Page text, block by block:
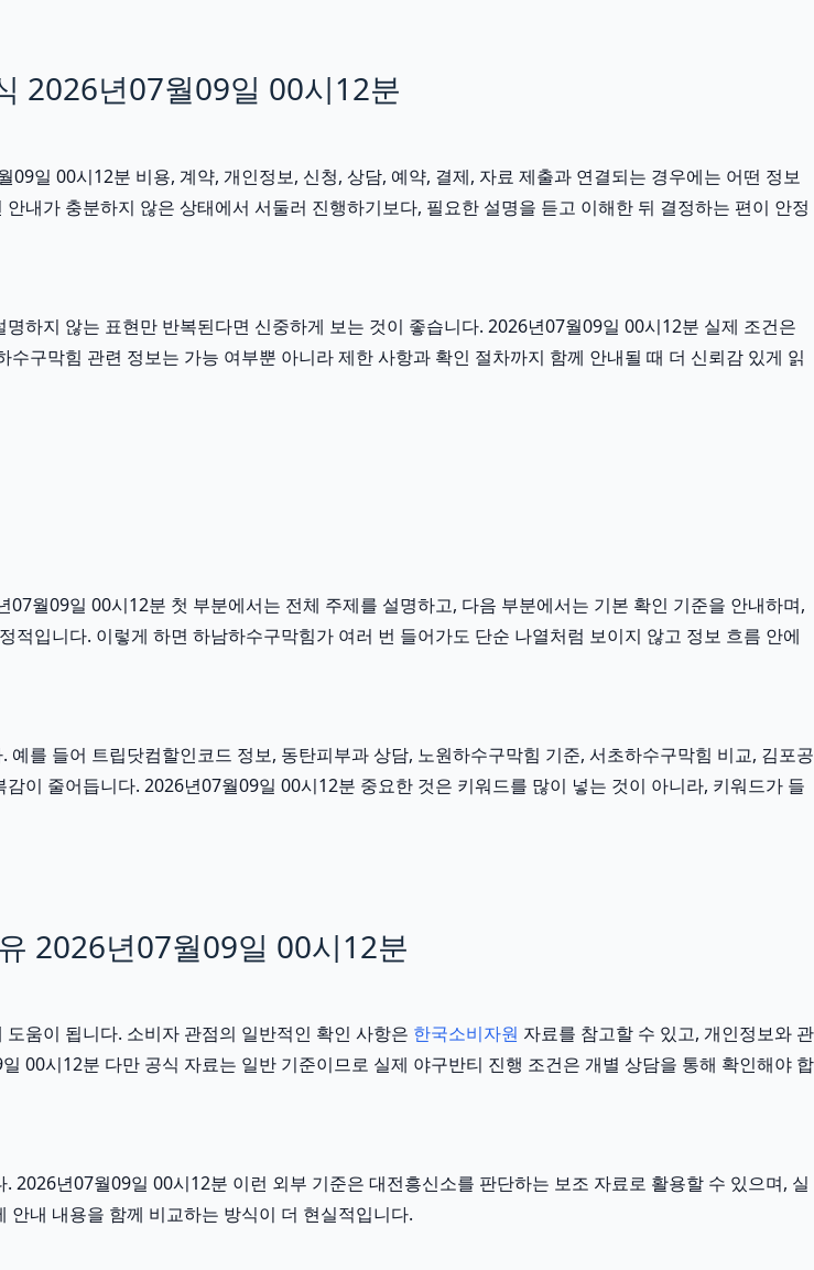
2026년07월09일 00시12분
일 00시12분 비용, 계약, 개인정보, 신청, 상담, 예약, 결제, 자료 제출과 연결되는 경우에는 어떤 정보
내가 충분하지 않은 상태에서 서둘러 진행하기보다, 필요한 설명을 듣고 이해한 뒤 결정하는 편이 안정
하지 않는 표현만 반복된다면 신중하게 보는 것이 좋습니다. 2026년07월09일 00시12분 실제 조건은
구막힘 관련 정보는 가능 여부뿐 아니라 제한 사항과 확인 절차까지 함께 안내될 때 더 신뢰감 있게 읽
월09일 00시12분 첫 부분에서는 전체 주제를 설명하고, 다음 부분에서는 기본 확인 기준을 안내하며,
입니다. 이렇게 하면 하남하수구막힘가 여러 번 들어가도 단순 나열처럼 보이지 않고 정보 흐름 안에
를 들어 트립닷컴할인코드 정보, 동탄피부과 상담, 노원하수구막힘 기준, 서초하수구막힘 비교, 김포공
이 줄어듭니다. 2026년07월09일 00시12분 중요한 것은 키워드를 많이 넣는 것이 아니라, 키워드가 들
2026년07월09일 00시12분
움이 됩니다. 소비자 관점의 일반적인 확인 사항은 한국소비자원 자료를 참고할 수 있고, 개인정보와 관
00시12분 다만 공식 자료는 일반 기준이므로 실제 야구반티 진행 조건은 개별 상담을 통해 확인해야 합
2026년07월09일 00시12분 이런 외부 기준은 대전흥신소를 판단하는 보조 자료로 활용할 수 있으며, 실
내 내용을 함께 비교하는 방식이 더 현실적입니다.